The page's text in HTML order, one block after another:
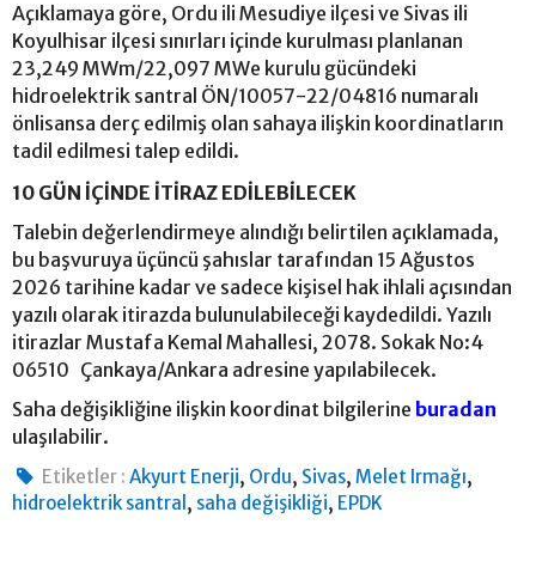
Açıklamaya göre, Ordu ili Mesudiye ilçesi ve Sivas ili
Koyulhisar ilçesi sınırları içinde kurulması planlanan
23,249 MWm/22,097 MWe kurulu gücündeki
hidroelektrik santral ÖN/10057-22/04816 numaralı
önlisansa derç edilmiş olan sahaya ilişkin koordinatların
tadil edilmesi talep edildi.
10 GÜN İÇİNDE İTİRAZ EDİLEBİLECEK
Talebin değerlendirmeye alındığı belirtilen açıklamada,
bu başvuruya üçüncü şahıslar tarafından 15 Ağustos
2026 tarihine kadar ve sadece kişisel hak ihlali açısından
yazılı olarak itirazda bulunulabileceği kaydedildi. Yazılı
itirazlar Mustafa Kemal Mahallesi, 2078. Sokak No:4
06510 Çankaya/Ankara adresine yapılabilecek.
Saha değişikliğine ilişkin koordinat bilgilerine buradan
ulaşılabilir.
Etiketler : Akyurt Enerji, Ordu, Sivas,Melet Irmağı,
hidroelektrik santral , saha değişikliği, EPDK